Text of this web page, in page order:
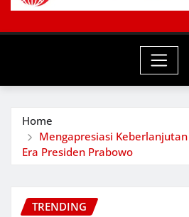
Home
Mengapresiasi
Era Presiden Prabowo
TRENDING